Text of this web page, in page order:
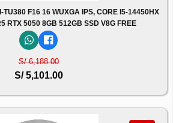
F16 16 WUXGA IPS, CORE I5-14450HX
RTX 5050 8GB 512GB SSD V8G FREE
S/ 6,188.00
S/ 5,101.00